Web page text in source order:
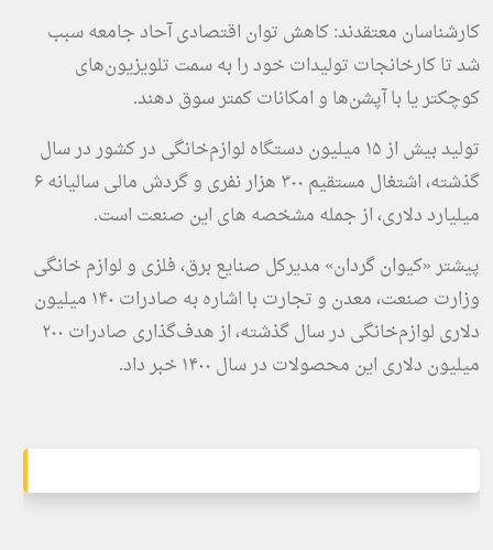
کارشناسان معتقدند: کاهش توان اقتصادی آحاد جامعه سبب
شد تا کارخانجات تولیدات خود را به سمت تلویزیون‌های
کوچکتر یا با آپشن‌ها و امکانات کمتر سوق دهند.
تولید بیش از ۱۵ میلیون دستگاه لوازم‌خانگی در کشور در سال
گذشته، اشتغال مستقیم ۳۰۰ هزار نفری و گردش مالی سالیانه ۶
میلیارد دلاری، از جمله مشخصه های این صنعت است.
پیشتر «کیوان گردان»‌ مدیرکل صنایع برق، فلزی و لوازم خانگی
وزارت صنعت، معدن و تجارت با اشاره به صادرات ۱۴۰ میلیون
دلاری لوازم‌خانگی در سال گذشته، از هدف‌گذاری صادرات ۲۰۰
میلیون دلاری این محصولات در سال ۱۴۰۰ خبر داد.